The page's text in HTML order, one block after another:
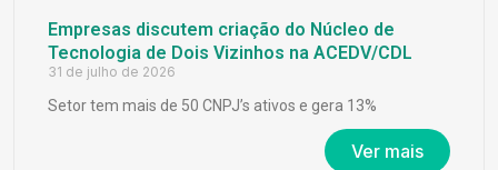
Empresas discutem criação do Núcleo de
Tecnologia de Dois Vizinhos na ACEDV/CDL
31 de julho de 2026
Setor tem mais de 50 CNPJ’s ativos e gera 13%
Ver mais